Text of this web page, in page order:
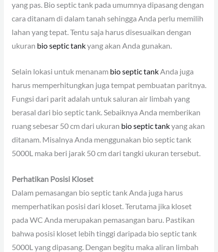
yang pas. Bio septic tank pada umumnya dipasang dengan
cara ditanam di dalam tanah sehingga Anda perlu memilih
lahan yang tepat. Tentu saja harus disesuaikan dengan
ukuran bio septic tankyang akan Anda gunakan.
Selain lokasi untuk menanam bio septic tankAnda juga
harus memperhitungkan juga tempat pembuatan paritnya.
Fungsi dari parit adalah untuk saluran air limbah yang
berasal dari bio septic tank. Sebaiknya Anda memberikan
ruang sebesar 50 cm dari ukuran bio septic tankyang akan
ditanam. Misalnya Anda menggunakan bio septic tank
5000L maka beri jarak 50 cm dari tangki ukuran tersebut.
Perhatikan Posisi Kloset
Dalam pemasangan bio septic tank Anda juga harus
memperhatikan posisi dari kloset. Terutama jika kloset
pada WC Anda merupakan pemasangan baru. Pastikan
bahwa posisi kloset lebih tinggi daripada bio septic tank
5000L yang dipasang. Dengan begitu maka aliran limbah